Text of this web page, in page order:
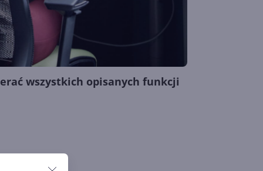
wszystkich opisanych funkcji